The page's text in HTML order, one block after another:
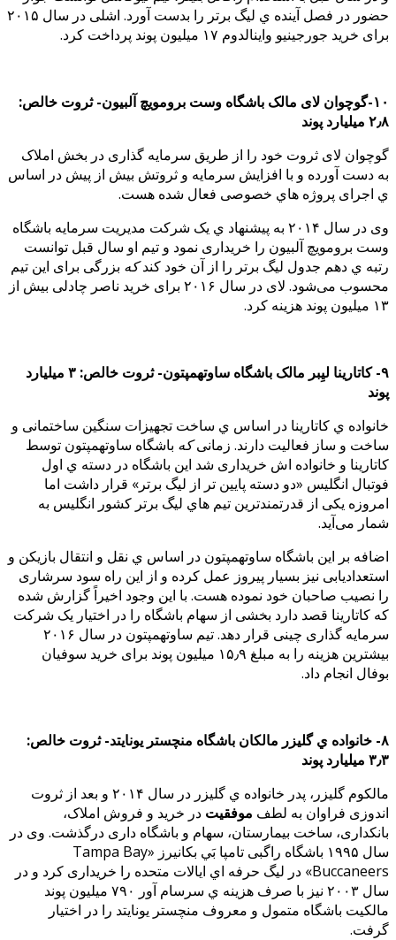
حضور در فصل آینده ي لیگ برتر را بدست آورد. اشلی در سال ۲۰۱۵
برای خرید جورجینیو واینالدوم ۱۷ میلیون پوند پرداخت کرد.
۱۰-گوچوان لای مالک باشگاه وست برومویچ آلبیون- ثروت خالص:
۲٫۸ میلیارد پوند
گوچوان لای ثروت خود را از طریق سرمایه گذاری در بخش املاک
به دست آورده و با افزایش سرمایه و ثروتش بیش از پیش در اساس
ي اجرای پروژه هاي خصوصی فعال شده هست.
وی در سال ۲۰۱۴ به پیشنهاد ي یک شرکت مدیریت سرمایه باشگاه
وست برومویچ آلبیون را خریداری نمود و تیم او سال قبل توانست
رتبه ي دهم جدول لیگ برتر را از آن خود کندکه بزرگی برای این تیم
محسوب می‌شود. لای در سال ۲۰۱۶ برای خرید ناصر چادلی بیش از
۱۳ میلیون پوند هزینه کرد.
۹- کاتارینا ليِبر مالک باشگاه ساوتهمپتون- ثروت خالص: ۳ میلیارد
پوند
خانواده ي کاتارینا در اساس ي ساخت تجهیزات سنگین ساختمانی و
ساخت و ساز فعالیت دارند. زمانیکه باشگاه ساوتهمپتون توسط
کاتارینا و خانواده اش خریداری شد این باشگاه در دسته ي اول
فوتبال انگلیس «دو دسته پایین تر از لیگ برتر» قرار داشت اما
امروزه یکی از قدرتمندترین تیم هاي لیگ برتر کشور انگلیس به
شمار می‌آید.
اضافه بر این باشگاه ساوتهمپتون در اساس ي نقل و انتقال بازیکن و
استعدادیابی نیز بسیار پیروز عمل کرده و از این راه سود سرشاری
را نصیب صاحبان خود نموده هست. با این وجود اخیراً گزارش شده
که کاتارینا قصد دارد بخشی از سهام باشگاه را در اختیار یک شرکت
سرمایه گذاری چینی قرار دهد. تیم ساوتهمپتون در سال ۲۰۱۶
بیشترین هزینه را به مبلغ ۱۵٫۹ میلیون پوند برای خرید سوفیان
بوفال انجام داد.
۸- خانواده ي گلیزر مالکان باشگاه منچستر یونایتد- ثروت خالص:
۳٫۳ میلیارد پوند
مالکوم گلیزر، پدر خانواده ي گلیزر در سال ۲۰۱۴ و بعد از ثروت
اندوزی فراوان به لطف موفقیت در خرید و فروش املاک،
بانکداری، ساخت بیمارستان، سهام و باشگاه داری درگذشت. وی در
سال ۱۹۹۵ باشگاه راگبی تامپا بَي بکانیرز «Tampa Bay
Buccaneers» در لیگ حرفه اي ایالات متحده را خریداری کرد و در
سال ۲۰۰۳ نیز با صرف هزینه ي سرسام آور ۷۹۰ میلیون پوند
مالکیت باشگاه متمول و معروف منچستر یونایتد را در اختیار
گرفت.